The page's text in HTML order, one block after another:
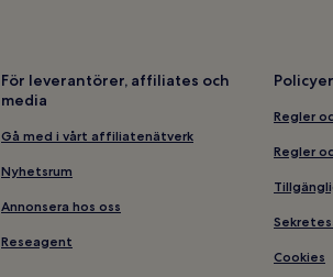
Hotell i närheten av
Hotell med gym i närheten
Hotell i närheten av Casino
För leverantörer, affiliates och
media
Gå med i vårt affiliatenätverk
Nyhetsrum
Annonsera hos oss
Reseagent
Policyer
Regler
Regler
Cookies